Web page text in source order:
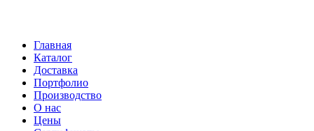
Главная
Каталог
Доставка
Портфолио
Производство
О нас
Цены